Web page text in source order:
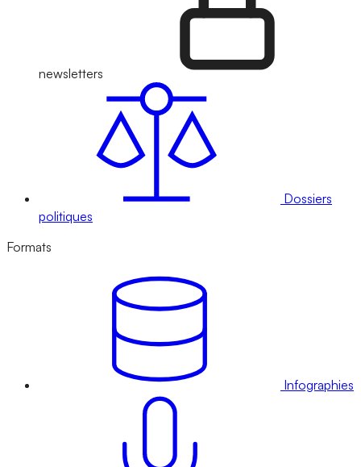
newsletters
Dossiers
politiques
Formats
Infographies